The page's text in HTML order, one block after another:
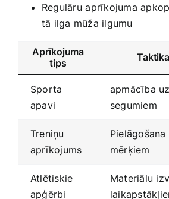
Regulāru ⁢aprīkojuma
tā ilga mūža ilgumu
Aprīkojuma⁢
tips
Sporta
apavi
apmācība
segumiem
Treniņu
aprīkojums
Pielāgošana
mērķiem
Atlētiskie
apģērbi
Materiālu